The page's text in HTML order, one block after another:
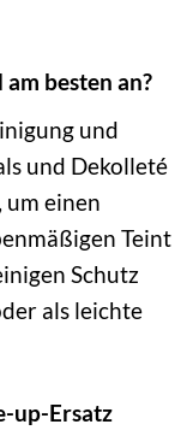
besten an?
und
und Dekolleté
um einen
Teint
Schutz
als leichte
up-Ersatz